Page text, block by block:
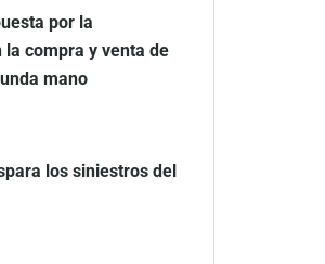
por la
compra y venta de
mano
los siniestros del